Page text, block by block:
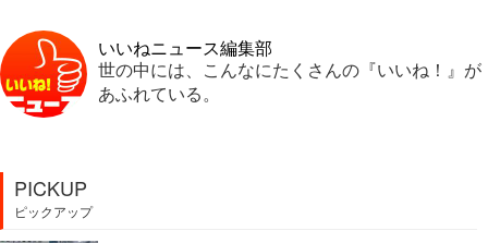
いいねニュース編集部
世の中には、こんなにたくさんの『いいね！』が
あふれている。
PICKUP
ピックアップ